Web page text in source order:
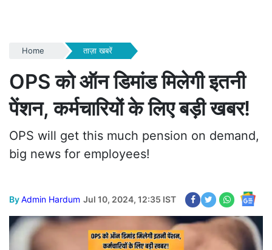
Home ताज़ा खबरें
OPS को ऑन डिमांड मिलेगी इतनी
पेंशन, कर्मचारियों के लिए बड़ी खबर!
OPS will get this much pension on demand,
big news for employees!
ByAdmin Hardum Jul 10, 2024, 12:35 IST